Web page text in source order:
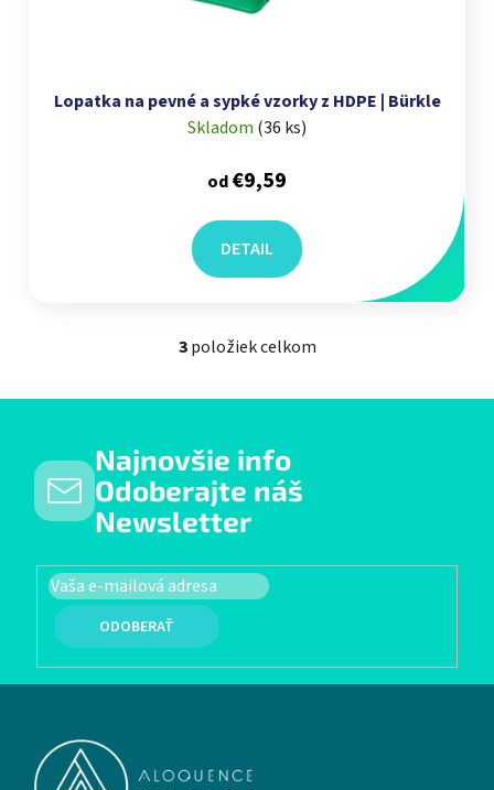
Lopatka na pevné a sypké vzorky z HDPE | Bürkle
Skladom (36 ks)
od€9,59
DETAIL
Ovládacie prvky výpisu
3položiek celkom
Najnovšie info
Odoberajte náš
Newsletter
PRIHLÁSIŤ SA